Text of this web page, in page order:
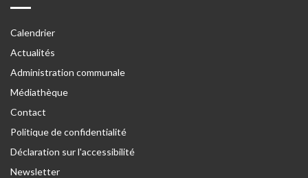
Calendrier
Actualités
Administration communale
Médiathèque
Contact
Politique de confidentialité
Déclaration sur l'accessibilité
Newsletter